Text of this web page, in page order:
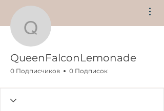
QueenFalconLemonade
0 Подписчиков 0 Подписок